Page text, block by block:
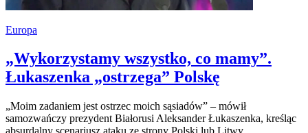
Europa
„Wykorzystamy wszystko, co mamy”.
Łukaszenka „ostrzega” Polskę
„Moim zadaniem jest ostrzec moich sąsiadów” – mówił
samozwańczy prezydent Białorusi Aleksander Łukaszenka, kreśląc